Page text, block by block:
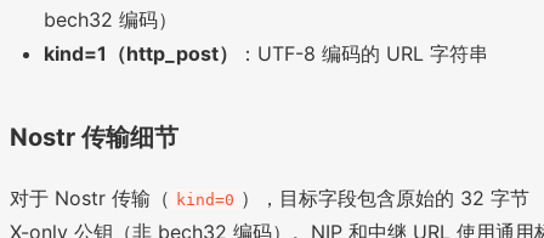
bech32 编码）
kind=1（http_post）
：UTF-8 编码的 URL 字符串
Nostr 传输细节
对于 Nostr 传输（ kind=0 ），目标字段包含原始的 32 字节
X-only 公钥（非 bech32 编码）。NIP 和中继 URL 使用通用